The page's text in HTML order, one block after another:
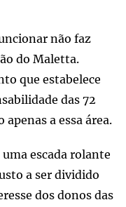
não faz
do Maletta.
que estabelece
das 72
a essa área.
escada rolante
a ser dividido
dos donos das